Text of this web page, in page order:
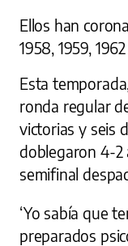
Ellos han
1958, 1959,
Esta
ronda regular
victorias y seis
doblegaron 4-2
semifinal
‘Yo sabía que
preparados